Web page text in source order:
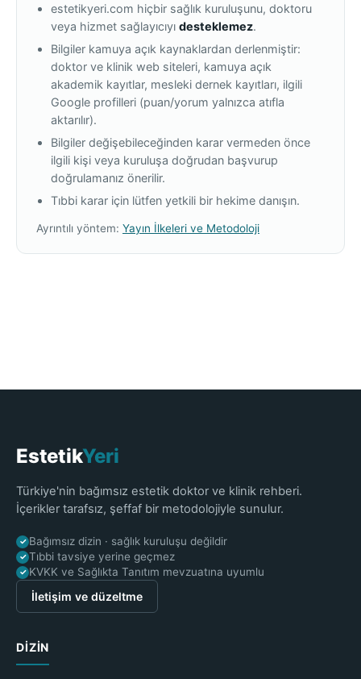
estetikyeri.com hiçbir sağlık kuruluşunu, doktoru
veya hizmet sağlayıcıyı desteklemez.
Bilgiler kamuya açık kaynaklardan derlenmiştir:
doktor ve klinik web siteleri, kamuya açık
akademik kayıtlar, mesleki dernek kayıtları, ilgili
Google profilleri (puan/yorum yalnızca atıfla
aktarılır).
Bilgiler değişebileceğinden karar vermeden önce
ilgili kişi veya kuruluşa doğrudan başvurup
doğrulamanız önerilir.
Tıbbi karar için lütfen yetkili bir hekime danışın.
Ayrıntılı yöntem: Yayın İlkeleri ve Metodoloji
EstetikYeri
Türkiye'nin bağımsız estetik doktor ve klinik rehberi.
İçerikler tarafsız, şeffaf bir metodolojiyle sunulur.
✓ Bağımsız dizin · sağlık kuruluşu değildir
✓ Tıbbi tavsiye yerine geçmez
✓ KVKK ve Sağlıkta Tanıtım mevzuatına uyumlu
İletişim ve düzeltme
DIZIN